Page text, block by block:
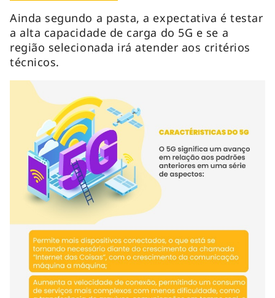
Ainda segundo a pasta, a expectativa é testar
a alta capacidade de carga do 5G e se a
região selecionada irá atender aos critérios
técnicos.